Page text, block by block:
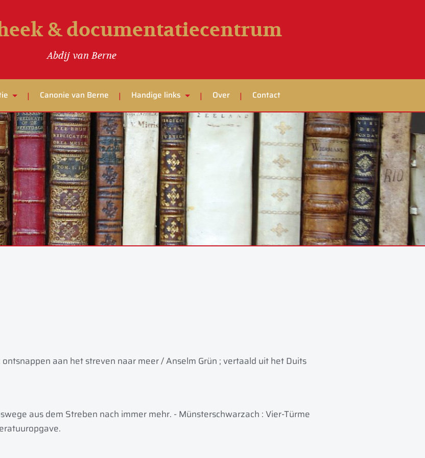
& documentatiecentrum
Abdij van Berne
Canonie van Berne Handige links Over Contact
aan het streven naar meer / Anselm Grün ; vertaald uit het Duits
aus dem Streben nach immer mehr. - Münsterschwarzach : Vier-Türme